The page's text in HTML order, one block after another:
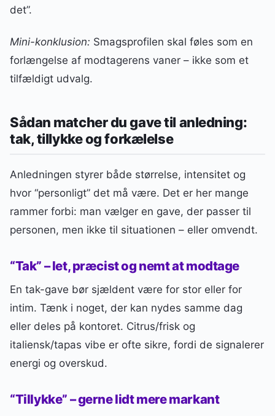
det”.
Mini-konklusion: Smagsprofilen skal føles som en
forlængelse af modtagerens vaner – ikke som et
tilfældigt udvalg.
Sådan matcher du gave til anledning:
tak, tillykke og forkælelse
Anledningen styrer både størrelse, intensitet og
hvor “personligt” det må være. Det er her mange
rammer forbi: man vælger en gave, der passer til
personen, men ikke til situationen – eller omvendt.
“Tak” – let, præcist og nemt at modtage
En tak-gave bør sjældent være for stor eller for
intim. Tænk i noget, der kan nydes samme dag
eller deles på kontoret. Citrus/frisk og
italiensk/tapas vibe er ofte sikre, fordi de signalerer
energi og overskud.
“Tillykke” – gerne lidt mere markant